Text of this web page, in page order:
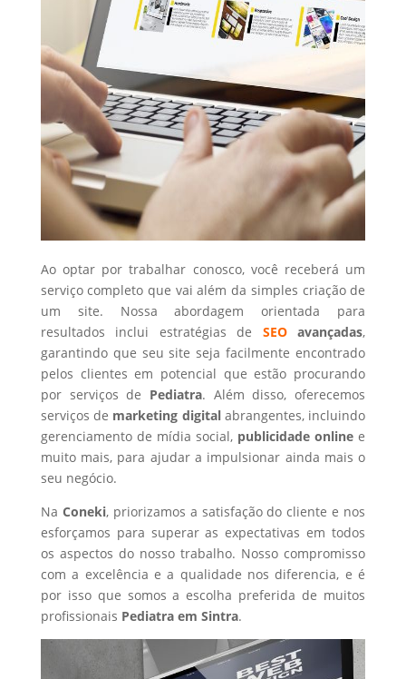
Ao optar por trabalhar conosco, você receberá um
serviço completo que vai além da simples criação de
um site. Nossa abordagem orientada para
resultados inclui estratégias de SEOavançadas,
garantindo que seu site seja facilmente encontrado
pelos clientes em potencial que estão procurando
por serviços de Pediatra. Além disso, oferecemos
serviços de marketing digital abrangentes, incluindo
gerenciamento de mídia social, publicidade online e
muito mais, para ajudar a impulsionar ainda mais o
seu negócio.
Na Coneki, priorizamos a satisfação do cliente e nos
esforçamos para superar as expectativas em todos
os aspectos do nosso trabalho. Nosso compromisso
com a excelência e a qualidade nos diferencia, e é
por isso que somos a escolha preferida de muitos
profissionais Pediatraem Sintra.